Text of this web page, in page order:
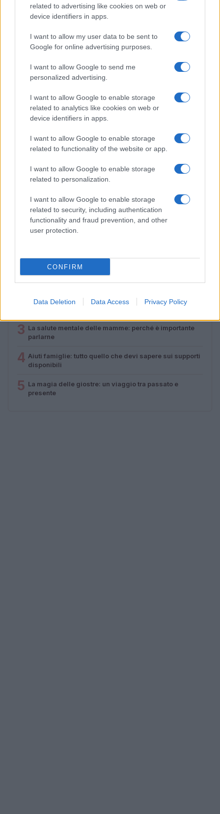
related to advertising like cookies on web or
device identifiers in apps.
I want to allow my user data to be sent to
Google for online advertising purposes.
I want to allow Google to send me
personalized advertising.
I want to allow Google to enable storage
related to analytics like cookies on web or
device identifiers in apps.
I want to allow Google to enable storage
related to functionality of the website or app.
I want to allow Google to enable storage
related to personalization.
I want to allow Google to enable storage
related to security, including authentication
functionality and fraud prevention, and other
user protection.
CONFIRM
Data Deletion Data Access Privacy Policy
Codacons denuncia: i problemi che affliggono la Sicilia
tra carburanti, spiagge e incendi
Matteo Pellegrino · 25 Lug 2026
NEWS E ATTUALITÀ
Lamezia International Film Fest: arte e cultura si
incontrano in Calabria
Camilla Pellegrini · 16 Lug 2026
1
Diritti delle lavoratrici in gravidanza: guida completa e
Scopri il Dyson V15 Detect Absolute: l’aspirapolvere
3 La salute mentale delle mamme: perché è importante
parlarne
4 Aiuti famiglie: tutto quello che devi sapere sui supporti
disponibili
5 La magia delle giostre: un viaggio tra passato e
presente